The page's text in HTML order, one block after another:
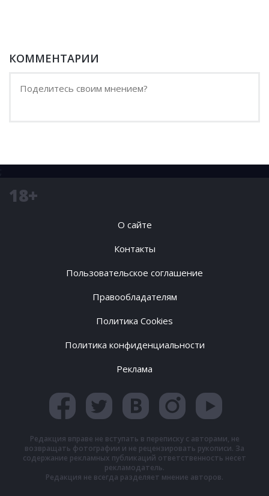
КОММЕНТАРИИ
;
18+
О сайте
Контакты
Пользовательское соглашение
Правообладателям
Политика Cookies
Политика конфиденциальности
Реклама
Редакция вправе не вступать в переписку с авторами, не
возвращать фотографии и не рецензировать рукописи. За
содержание рекламных публикаций ответственность несет
рекламодатель.
Редакция не всегда разделяет мнение авторов.